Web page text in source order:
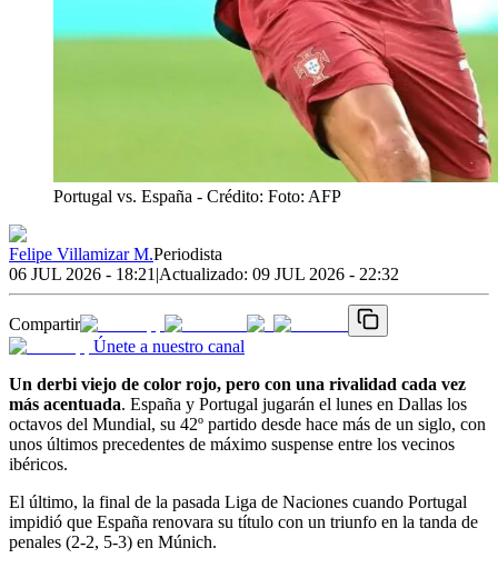
Portugal vs. España - Crédito: Foto: AFP
Felipe Villamizar M.Periodista
06 JUL 2026 - 18:21 |Actualizado: 09 JUL 2026 - 22:32
Compartir
Únete a nuestro canal
Un derbi viejo de color rojo, pero con una rivalidad cada vez
más acentuada. España y Portugal jugarán el lunes en Dallas los
octavos del Mundial, su 42º partido desde hace más de un siglo, con
unos últimos precedentes de máximo suspense entre los vecinos
ibéricos.
El último, la final de la pasada Liga de Naciones cuando Portugal
impidió que España renovara su título con un triunfo en la tanda de
penales (2-2, 5-3) en Múnich.